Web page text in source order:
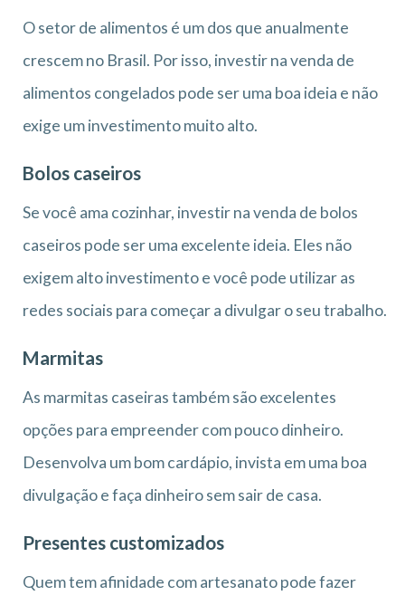
O setor de alimentos é um dos que anualmente
crescem no Brasil. Por isso, investir na venda de
alimentos congelados pode ser uma boa ideia e não
exige um investimento muito alto.
Bolos caseiros
Se você ama cozinhar, investir na venda de bolos
caseiros pode ser uma excelente ideia. Eles não
exigem alto investimento e você pode utilizar as
redes sociais para começar a divulgar o seu trabalho.
Marmitas
As marmitas caseiras também são excelentes
opções para empreender com pouco dinheiro.
Desenvolva um bom cardápio, invista em uma boa
divulgação e faça dinheiro sem sair de casa.
Presentes customizados
Quem tem afinidade com artesanato pode fazer